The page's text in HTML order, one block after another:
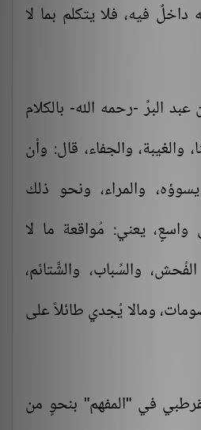
داخلٌ فيه، فلا يتكلم بما لا
البرِّ -رحمه الله- بالكلام
والغيبة، والجفاء، قال: وأن
والمراء، ونحو ذلك
يعني: مُواقعة ما لا
والسِّباب، والشَّتائم،
ومالا يُجدي طائلاً على
في "المفهم" بنحوٍ من